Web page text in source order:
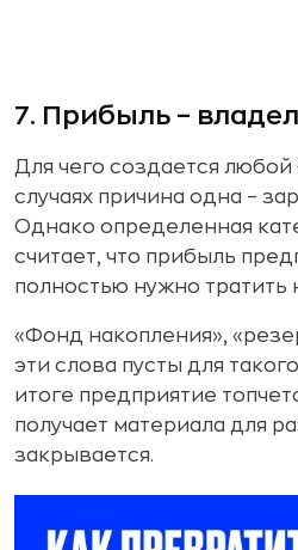
7. Прибыль –
Для чего создается
случаях причина одна –
Однако определенная
считает, что прибыль
полностью нужно тратить
«Фонд накопления»,
эти слова пусты для
итоге предприятие
получает материала для
закрывается.